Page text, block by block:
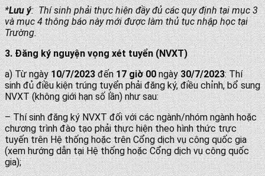
*Lưu ý: Thí sinh phải thực hiện đầy đủ các quy định tại mục 3
và mục 4 thông báo này mới được làm thủ tục nhập học tại
Trường.
3. Đăng ký nguyện vọng xét tuyển (NVXT)
a) Từ ngày10/7/2023đến17 giờ 00ngày30/7/2023: Thí
sinh đủ điều kiện trúng tuyển phải đăng ký, điều chỉnh, bổ sung
NVXT (không giới hạn số lần) như sau:
– Thí sinh đăng ký NVXT đối với các ngành/nhóm ngành hoặc
chương trình đào tạo phải thực hiện theo hình thức trực
tuyến trên Hệ thống hoặc trên Cổng dịch vụ công quốc gia
(xem hướng dẫn tại Hệ thống hoặc Cổng dịch vụ công quốc
gia);